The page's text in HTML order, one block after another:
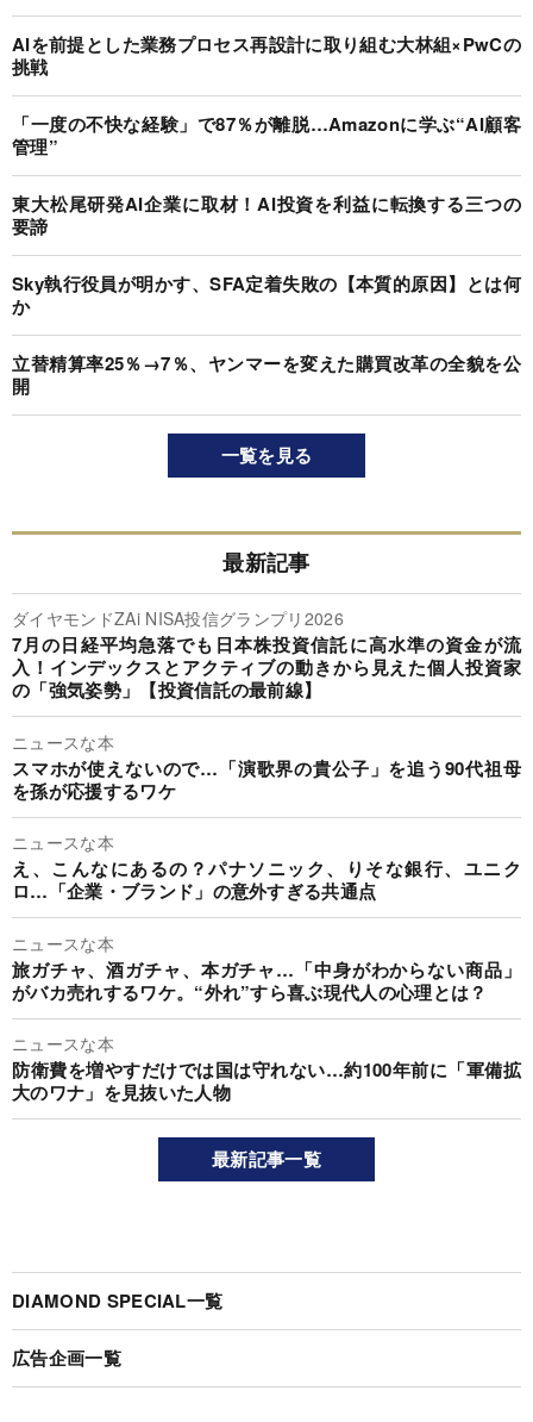
AIを前提とした業務プロセス再設計に取り組む大林組×PwCの
挑戦
「一度の不快な経験」で87％が離脱…Amazonに学ぶ“AI顧客
管理”
東大松尾研発AI企業に取材！AI投資を利益に転換する三つの
要諦
Sky執行役員が明かす、SFA定着失敗の【本質的原因】とは何
か
立替精算率25％→7％、ヤンマーを変えた購買改革の全貌を公
開
一覧を見る
最新記事
ダイヤモンドZAi NISA投信グランプリ2026
7月の日経平均急落でも日本株投資信託に高水準の資金が流
入！インデックスとアクティブの動きから見えた個人投資家
の「強気姿勢」【投資信託の最前線】
ニュースな本
スマホが使えないので…「演歌界の貴公子」を追う90代祖母
を孫が応援するワケ
ニュースな本
え、こんなにあるの？パナソニック、りそな銀行、ユニク
ロ…「企業・ブランド」の意外すぎる共通点
ニュースな本
旅ガチャ、酒ガチャ、本ガチャ…「中身がわからない商品」
がバカ売れするワケ。“外れ”すら喜ぶ現代人の心理とは？
ニュースな本
防衛費を増やすだけでは国は守れない…約100年前に「軍備拡
大のワナ」を見抜いた人物
最新記事一覧
DIAMOND SPECIAL一覧
広告企画一覧